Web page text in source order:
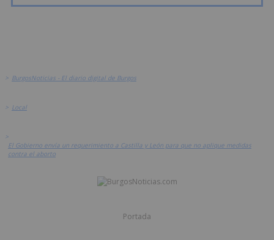
> BurgosNoticias - El diario digital de Burgos
> Local
>
El Gobierno envía un requerimiento a Castilla y León para que no aplique medidas
contra el aborto
Portada